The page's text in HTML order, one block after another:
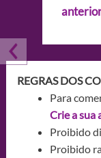
Post
REGRAS DOS
Para
Crie a sua
Proibido
Proibido